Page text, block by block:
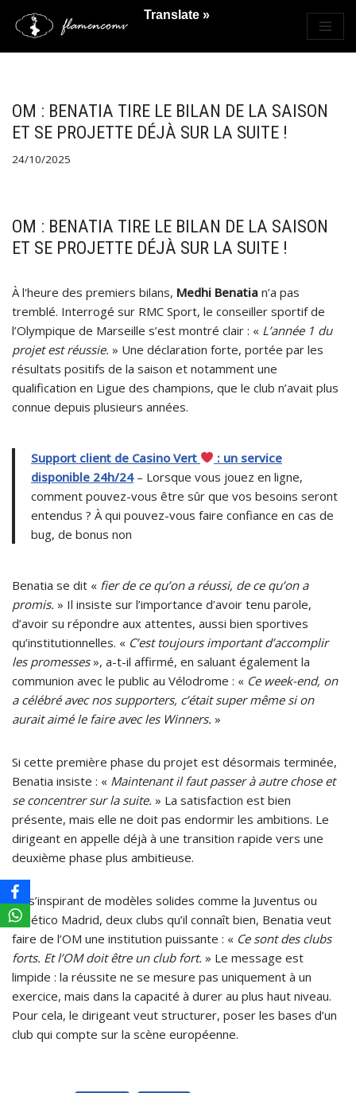
Saltar
OM : BENATIA TIRE LE BILAN DE LA SAISON
ET SE PROJETTE DÉJÀ SUR LA SUITE !
24/10/2025
OM : BENATIA TIRE LE BILAN DE LA SAISON
ET SE PROJETTE DÉJÀ SUR LA SUITE !
À l'heure des premiers bilans, Medhi Benatia n’a pas
tremblé. Interrogé sur RMC Sport, le conseiller sportif de
l’Olympique de Marseille s’est montré clair : « L’année 1 du
projet est réussie. » Une déclaration forte, portée par les
résultats positifs de la saison et notamment une
qualification en Ligue des champions, que le club n’avait plus
connue depuis plusieurs années.
Support client de Casino Vert
: un service
disponible 24h/24– Lorsque vous jouez en ligne,
comment pouvez-vous être sûr que vos besoins seront
entendus ? À qui pouvez-vous faire confiance en cas de
bug, de bonus non
Benatia se dit « fier de ce qu’on a réussi, de ce qu’on a
promis. » Il insiste sur l’importance d’avoir tenu parole,
d’avoir su répondre aux attentes, aussi bien sportives
qu’institutionnelles. « C’est toujours important d’accomplir
les promesses», a-t-il affirmé, en saluant également la
communion avec le public au Vélodrome : « Ce week-end, on
a célébré avec nos supporters, c’était super même si on
aurait aimé le faire avec les Winners. »
Si cette première phase du projet est désormais terminée,
Benatia insiste : « Maintenant il faut passer à autre chose et
se concentrer sur la suite. » La satisfaction est bien
présente, mais elle ne doit pas endormir les ambitions. Le
dirigeant en appelle déjà à une transition rapide vers une
deuxième phase plus ambitieuse.
En s’inspirant de modèles solides comme la Juventus ou
l’Atlético Madrid, deux clubs qu’il connaît bien, Benatia veut
faire de l’OM une institution puissante : « Ce sont des clubs
forts. Et l’OM doit être un club fort. » Le message est
limpide : la réussite ne se mesure pas uniquement à un
exercice, mais dans la capacité à durer au plus haut niveau.
Pour cela, le dirigeant veut structurer, poser les bases d’un
club qui compte sur la scène européenne.
Translate »